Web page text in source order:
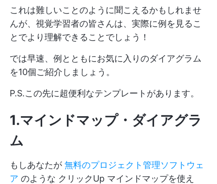
これは難しいことのように聞こえるかもしれませ
んが、視覚学習者の皆さんは、実際に例を見るこ
とでより理解できることでしょう！
では早速、例とともにお気に入りのダイアグラム
を10個ご紹介しましょう。
P.S.この先に超便利なテンプレートがあります。
1.マインドマップ・ダイアグラ
ム
もしあなたが 無料のプロジェクト管理ソフトウェ
ア のような クリックUp マインドマップを使え